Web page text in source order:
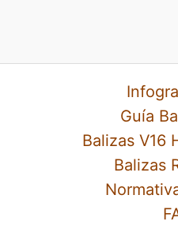
Guía
Balizas V16
Balizas